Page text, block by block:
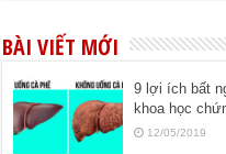
BÀI VIẾT MỚI
9 lợi ích bất
khoa học
12/05/2019